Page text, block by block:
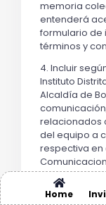
memoria
entenderá
formulario de
términos y
4. Incluir
Instituto
Alcaldía de
relacionados
del equipo a
respectiva
el visto
del
Área de
Home